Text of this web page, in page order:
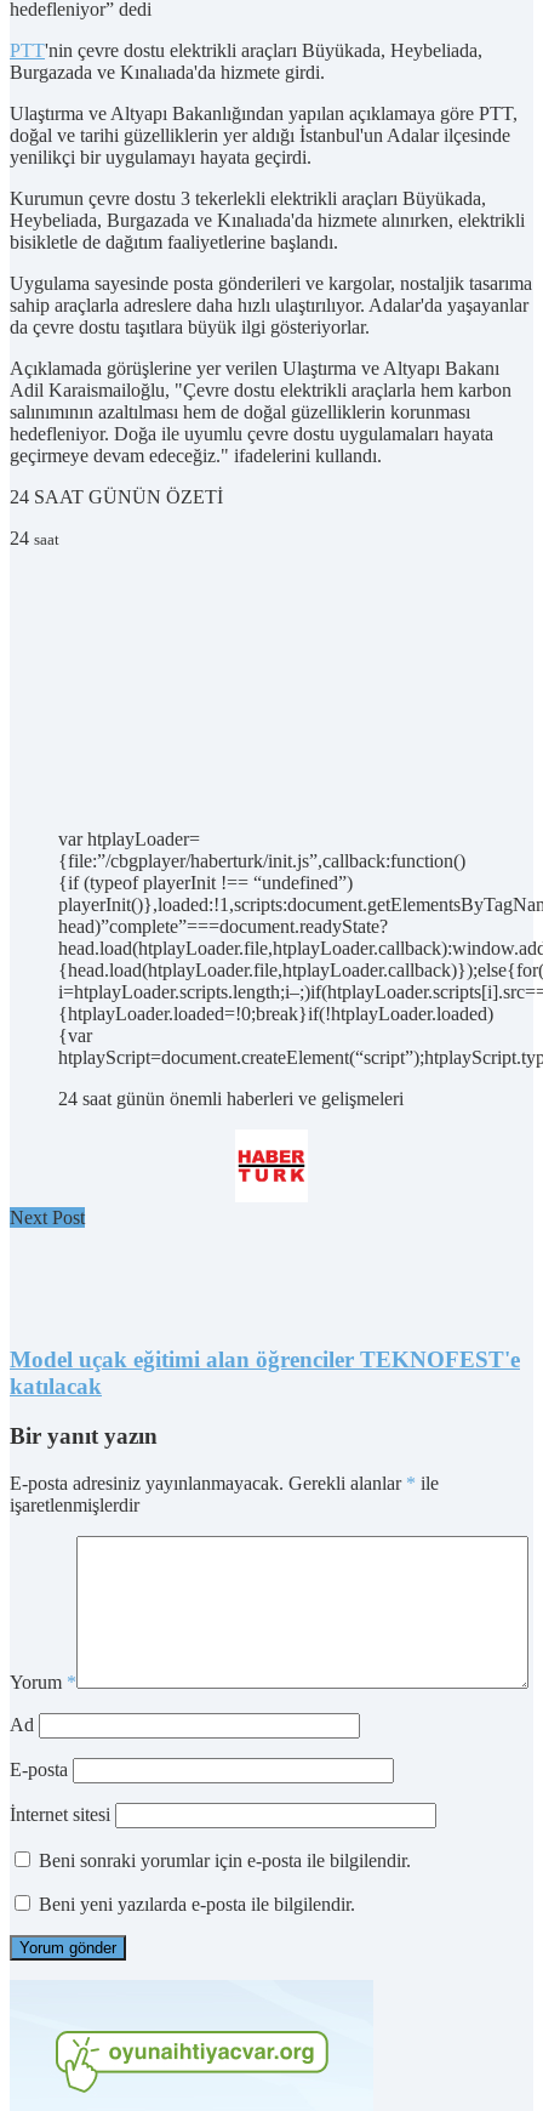
hedefleniyor” dedi
PTT'nin çevre dostu elektrikli araçları Büyükada, Heybeliada,
Burgazada ve Kınalıada'da hizmete girdi.
Ulaştırma ve Altyapı Bakanlığından yapılan açıklamaya göre PTT,
doğal ve tarihi güzelliklerin yer aldığı İstanbul'un Adalar ilçesinde
yenilikçi bir uygulamayı hayata geçirdi.
Kurumun çevre dostu 3 tekerlekli elektrikli araçları Büyükada,
Heybeliada, Burgazada ve Kınalıada'da hizmete alınırken, elektrikli
bisikletle de dağıtım faaliyetlerine başlandı.
Uygulama sayesinde posta gönderileri ve kargolar, nostaljik tasarıma
sahip araçlarla adreslere daha hızlı ulaştırılıyor. Adalar'da yaşayanlar
da çevre dostu taşıtlara büyük ilgi gösteriyorlar.
Açıklamada görüşlerine yer verilen Ulaştırma ve Altyapı Bakanı
Adil Karaismailoğlu, "Çevre dostu elektrikli araçlarla hem karbon
salınımının azaltılması hem de doğal güzelliklerin korunması
hedefleniyor. Doğa ile uyumlu çevre dostu uygulamaları hayata
geçirmeye devam edeceğiz." ifadelerini kullandı.
24 SAAT GÜNÜN ÖZETİ
24 saat
var htplayLoader=
{file:”/cbgplayer/haberturk/init.js”,callback:function()
{if (typeof playerInit !== “undefined”)
head)”complete”===document.readyState?
{htplayLoader.loaded=!0;break}if(!htplayLoader.loaded)
{var
24 saat günün önemli haberleri ve gelişmeleri
Next Post
Model uçak eğitimi alan öğrenciler TEKNOFEST'e
katılacak
Bir yanıt yazın
E-posta adresiniz yayınlanmayacak. Gerekli alanlar * ile
işaretlenmişlerdir
Yorum *
Ad
E-posta
İnternet sitesi
Beni sonraki yorumlar için e-posta ile bilgilendir.
Beni yeni yazılarda e-posta ile bilgilendir.